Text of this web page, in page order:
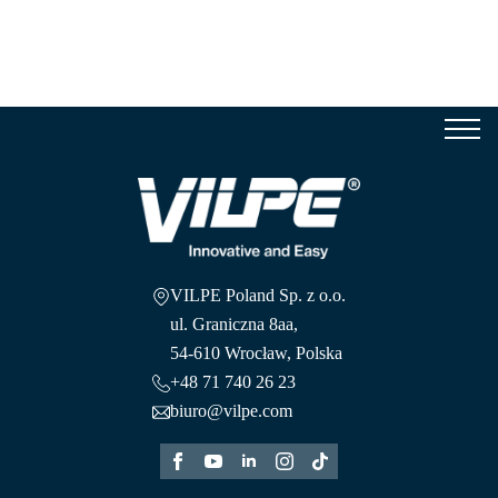
VILPE Poland Sp. z o.o.
ul. Graniczna 8aa,
54-610 Wrocław, Polska
+48 71 740 26 23
biuro@vilpe.com